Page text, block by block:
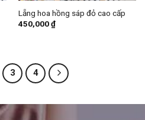
Lẵng hoa hồng sáp đỏ cao cấp
450,000₫
3 4